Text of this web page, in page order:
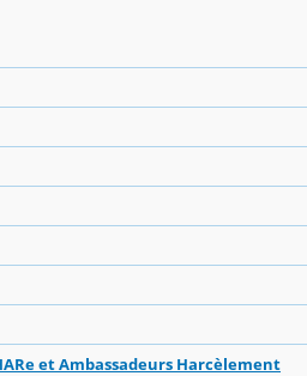
et Ambassadeurs Harcèlement